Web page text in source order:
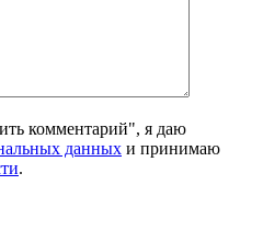
комментарий", я даю
данных и принимаю
.